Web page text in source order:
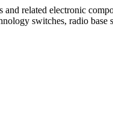
related electronic
switches, radio base